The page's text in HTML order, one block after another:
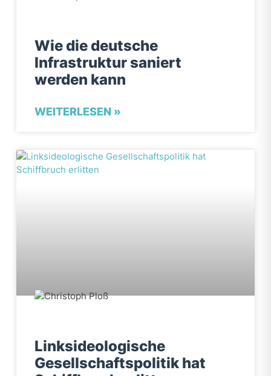
Wie die deutsche
Infrastruktur saniert
werden kann
WEITERLESEN »
Linksideologische
Gesellschaftspolitik hat